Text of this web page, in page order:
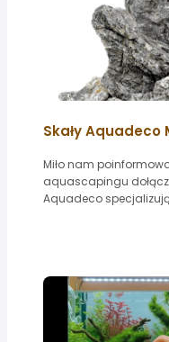
Skały Aquadeco
Miło nam
aquascapingu
Aquadeco